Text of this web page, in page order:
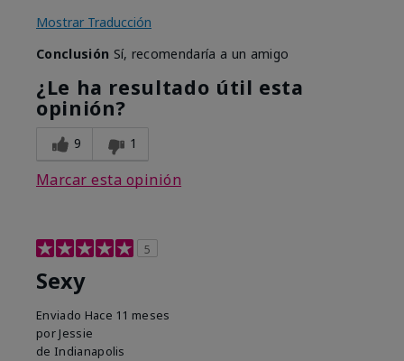
Mostrar Traducción
Conclusión Sí, recomendaría a un amigo
¿Le ha resultado útil esta
opinión?
9 1
Marcar esta opinión
5
Sexy
Enviado Hace 11 meses
por Jessie
de Indianapolis